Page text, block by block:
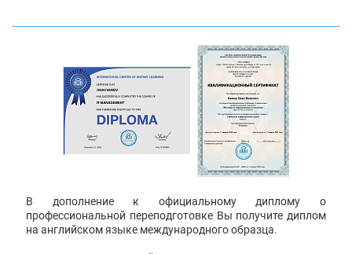
В дополнение к официальному диплому о
профессиональной переподготовке Вы получите диплом
на английском языке международного образца.